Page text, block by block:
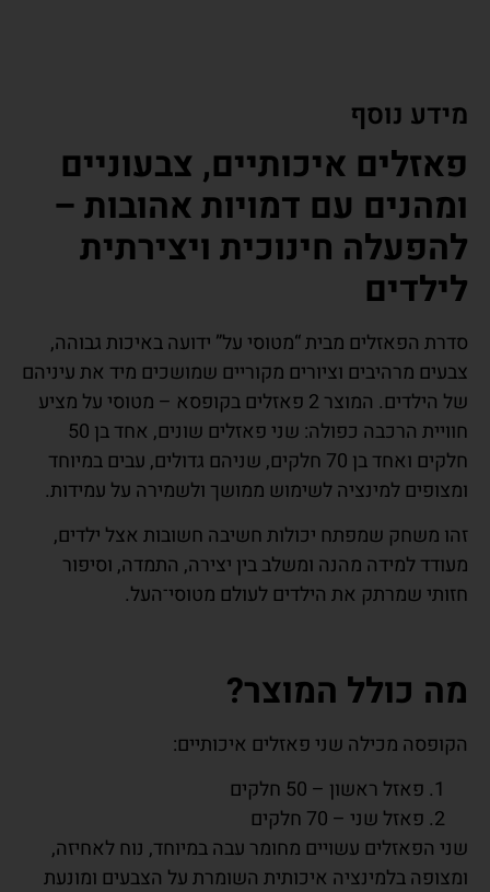
מידע נוסף
פאזלים איכותיים, צבעוניים
ומהנים עם דמויות אהובות –
להפעלה חינוכית ויצירתית
לילדים
סדרת הפאזלים מבית “מטוסי על” ידועה באיכות גבוהה,
צבעים מרהיבים וציורים מקוריים שמושכים מיד את עיניהם
של הילדים. המוצר 2 פאזלים בקופסא – מטוסי על מציע
חוויית הרכבה כפולה: שני פאזלים שונים, אחד בן 50
חלקים ואחד בן 70 חלקים, שניהם גדולים, עבים במיוחד
ומצופים למינציה לשימוש ממושך ולשמירה על עמידות.
זהו משחק שמפתח יכולות חשיבה חשובות אצל ילדים,
מעודד למידה מהנה ומשלב בין יצירה, התמדה, וסיפור
חזותי שמרתק את הילדים לעולם מטוסי־העל.
מה כולל המוצר?
הקופסה מכילה שני פאזלים איכותיים:
פאזל ראשון – 50 חלקים
פאזל שני – 70 חלקים
שני הפאזלים עשויים מחומר עבה במיוחד, נוח לאחיזה,
ומצופה בלמינציה איכותית השומרת על הצבעים ומונעת